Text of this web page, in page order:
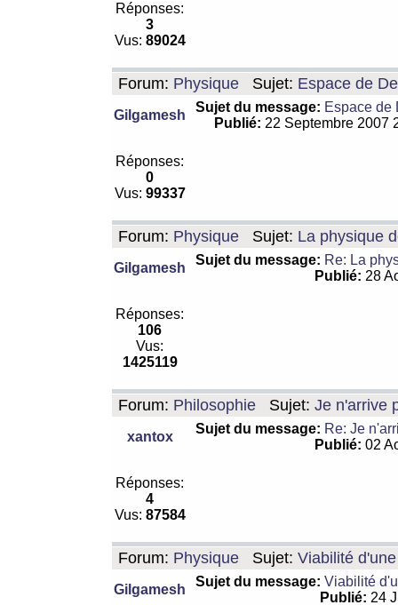
Réponses:
3
Vus: 89024
Forum: Physique Sujet: Espace de
Gilgamesh
Sujet du message: Espace de
Publié: 22 Septembre 2007
Réponses:
0
Vus: 99337
Forum: Physique Sujet: La physique
Gilgamesh
Sujet du message: Re: La
Publié: 28
Réponses:
106
Vus:
1425119
Forum: Philosophie Sujet: Je n'arrive
xantox
Sujet du message: Re: Je
Publié: 02
Réponses:
4
Vus: 87584
Forum: Physique Sujet: Viabilité
Gilgamesh
Sujet du message: Viabilité
Publié: 24